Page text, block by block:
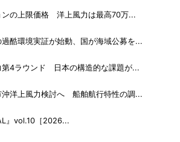
ンの上限価格 洋上風力は最高70万...
酷環境実証が始動、国が海域公募を...
第4ラウンド 日本の構造的な課題が...
沖洋上風力検討へ 船舶航行特性の調...
』vol.10［2026...